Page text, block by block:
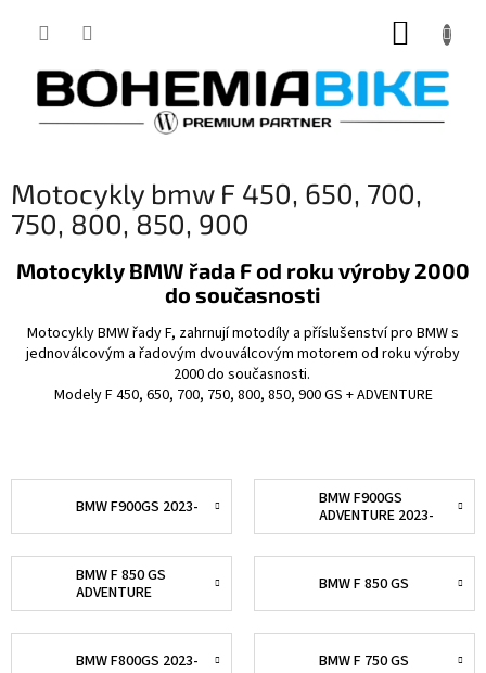
Motocykly bmw F 450, 650, 700,
750, 800, 850, 900
Motocykly BMW řada F od roku výroby 2000
do současnosti
Motocykly BMW řady F, zahrnují motodíly a příslušenství pro BMW s
jednoválcovým a řadovým dvouválcovým motorem od roku výroby
2000 do současnosti.
Modely F 450, 650, 700, 750, 800, 850, 900 GS + ADVENTURE
BMW F900GS 2023-
BMW F900GS
ADVENTURE 2023-
BMW F 850 GS
ADVENTURE
BMW F 850 GS
BMW F800GS 2023- BMW F 750 GS